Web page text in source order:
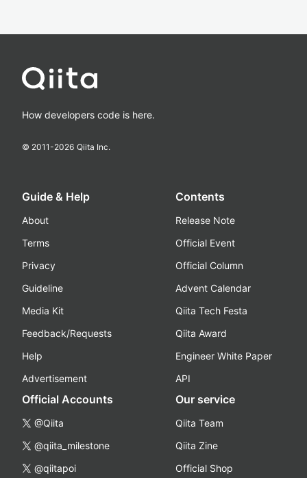
How developers code is here.
© 2011-2026 Qiita Inc.
Guide & Help
About
Terms
Privacy
Guideline
Media Kit
Feedback/Requests
Help
Advertisement
Contents
Release Note
Official Event
Official Column
Advent Calendar
Qiita Tech Festa
Qiita Award
Engineer White Paper
API
Official Accounts
@Qiita
@qiita_milestone
@qiitapoi
Our service
Qiita Team
Qiita Zine
Official Shop